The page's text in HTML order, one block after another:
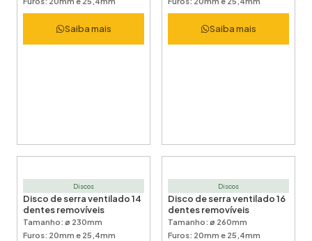
Saiba mais Saiba mais
Discos
Disco de serra ventilado 14
dentes removíveis
Tamanho: ø 230mm
Furos: 20mm e 25,4mm
Discos
Disco de serra ventilado 16
dentes removíveis
Tamanho: ø 260mm
Furos: 20mm e 25,4mm